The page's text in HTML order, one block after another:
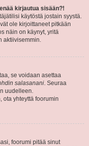
kirjautua sisään?!
käytöstä jostain syystä.
ole kirjoittaneet pitkään
näin on käynyt, yritä
aktiivisemmin.
se voidaan asettaa
salasanani. Seuraa
uudelleen.
ota yhteyttä foorumin
foorumi pitää sinut